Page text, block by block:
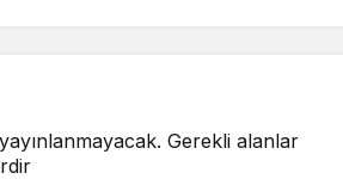
Gerekli alanlar